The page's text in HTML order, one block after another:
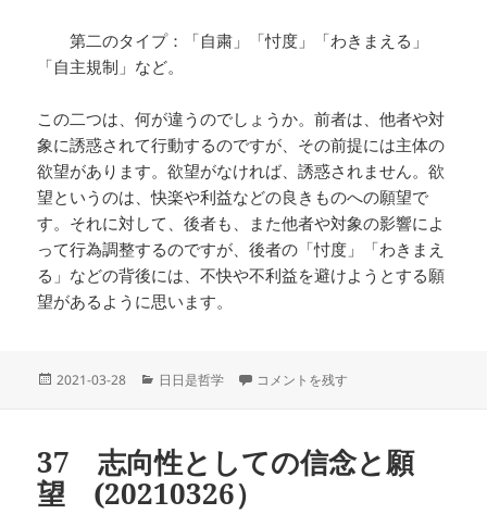
第二のタイプ：「自粛」「忖度」「わきまえる」
「自主規制」など。
この二つは、何が違うのでしょうか。前者は、他者や対
象に誘惑されて行動するのですが、その前提には主体の
欲望があります。欲望がなければ、誘惑されません。欲
望というのは、快楽や利益などの良きものへの願望で
す。それに対して、後者も、また他者や対象の影響によ
って行為調整するのですが、後者の「忖度」「わきまえ
る」などの背後には、不快や不利益を避けようとする願
望があるように思います。
投
2021-03-28
カ
ー
日日是哲学 27 「自粛」の倫理学 (20210328) に
コメントを残す
37 志向性としての信念と願
望 (20210326）